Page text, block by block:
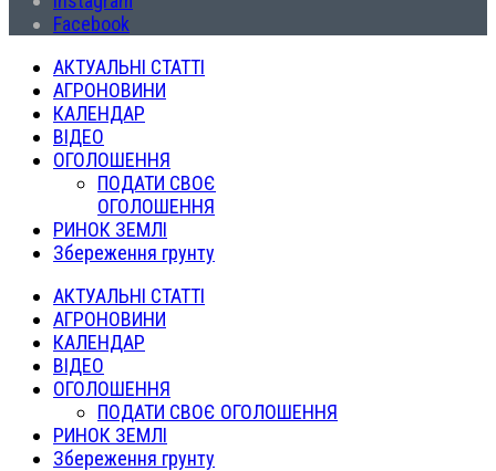
Facebook
АКТУАЛЬНІ СТАТТІ
АГРОНОВИНИ
КАЛЕНДАР
ВІДЕО
ОГОЛОШЕННЯ
ПОДАТИ СВОЄ
ОГОЛОШЕННЯ
РИНОК ЗЕМЛІ
Збереження грунту
АКТУАЛЬНІ СТАТТІ
АГРОНОВИНИ
КАЛЕНДАР
ВІДЕО
ОГОЛОШЕННЯ
ПОДАТИ СВОЄ ОГОЛОШЕННЯ
РИНОК ЗЕМЛІ
Збереження грунту